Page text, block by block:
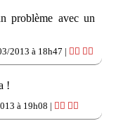
problème avec un
2013 à 18h47 | 👍🏽 👎🏽
!
à 19h08 | 👍🏽 👎🏽